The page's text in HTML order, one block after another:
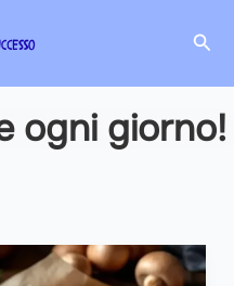
ogni giorno!